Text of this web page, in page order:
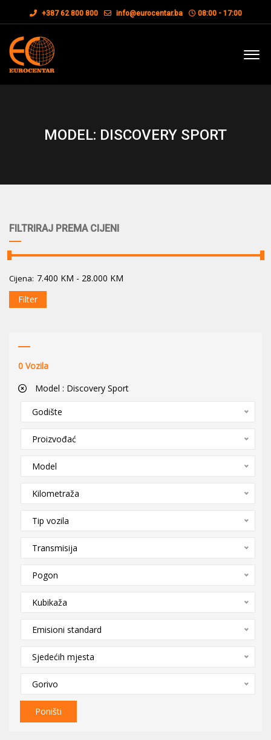
+387 62 800 800 info@eurocentar.ba 08:00 - 17:00
MODEL: DISCOVERY SPORT
FILTRIRAJ PREMA CIJENI
Cijena: 7.400 KM - 28.000 KM
Filter
0 Vozila
Model : Discovery Sport
Godište
Proizvođać
Model
Kilometraža
Tip vozila
Transmisija
Pogon
Kubikaža
Emisioni standard
Sjedećih mjesta
Gorivo
Poništi